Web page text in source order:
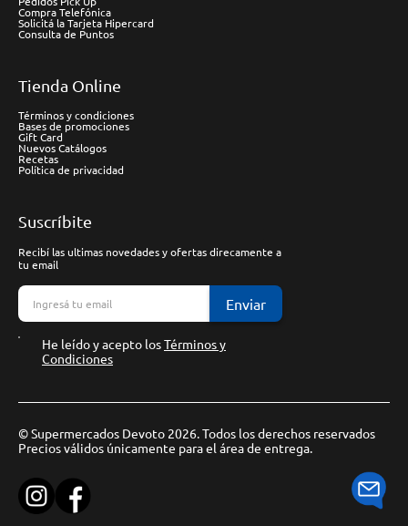
Compra Telefónica
Solicitá la Tarjeta Hipercard
Consulta de Puntos
Tienda Online
Términos y condiciones
Bases de promociones
Gift Card
Nuevos Catálogos
Recetas
Política de privacidad
Suscríbite
Recibí las ultimas novedades y ofertas direcamente a
tu email
Enviar
He leído y acepto losTérminos y
Condiciones
© Supermercados Devoto 2026. Todos los derechos reservados
Precios válidos únicamente para el área de entrega.